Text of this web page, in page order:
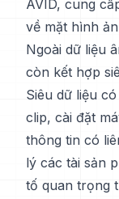
AVID, cung
về mặt hình
Ngoài dữ liệu
còn kết hợp
Siêu dữ liệu
clip, cài đặt
thông tin có
lý các tài sản
tố quan trọng